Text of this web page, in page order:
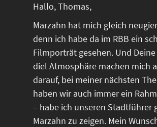
Hallo, Thomas,
Marzahn hat mich gleich
denn ich habe da im RBB ein
Filmporträt gesehen. Und
diel Atmosphäre machen mich
darauf, bei meiner nächsten
haben wir auch immer ein
– habe ich unseren Stadtführer
Marzahn zu zeigen. Mein